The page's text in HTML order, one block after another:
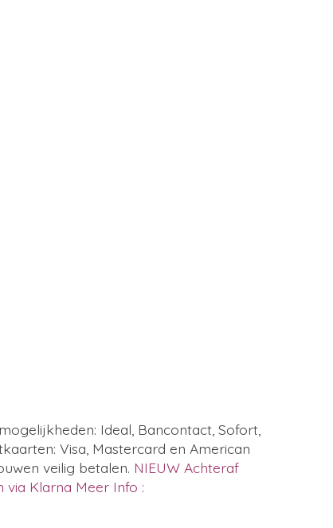
Ideal, Bancontact, Sofort,
Visa, Mastercard en American
veilig betalen. NIEUW Achteraf
Klarna Meer Info :